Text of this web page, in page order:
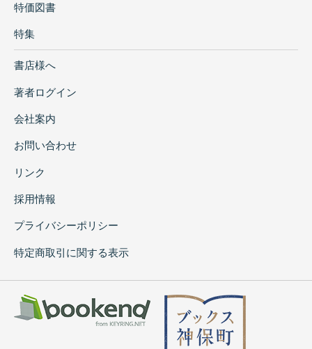
特価図書
特集
書店様へ
著者ログイン
会社案内
お問い合わせ
リンク
採用情報
プライバシーポリシー
特定商取引に関する表示